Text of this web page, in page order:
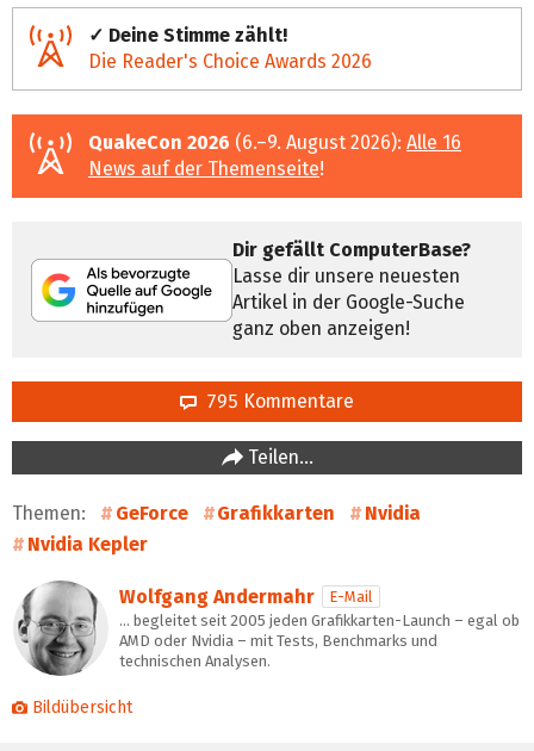
✓ Deine Stimme zählt!
Die Reader's Choice Awards 2026
QuakeCon 2026 (6.–9. August 2026): Alle 16
News auf der Themenseite!
Dir gefällt ComputerBase?
Lasse dir unsere neuesten
Artikel in der Google-Suche
ganz oben anzeigen!
795 Kommentare
Teilen…
Themen: GeForce Grafikkarten
Nvidia
Nvidia Kepler
Wolfgang Andermahr
E-Mail
… begleitet seit 2005 jeden Grafikkarten-Launch – egal ob
AMD oder Nvidia – mit Tests, Benchmarks und
technischen Analysen.
Bildübersicht